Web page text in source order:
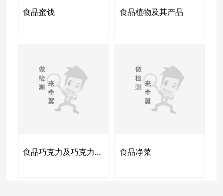
食品蜜饯 食品植物及其产品
食品巧克力及巧克力制品 食品净菜